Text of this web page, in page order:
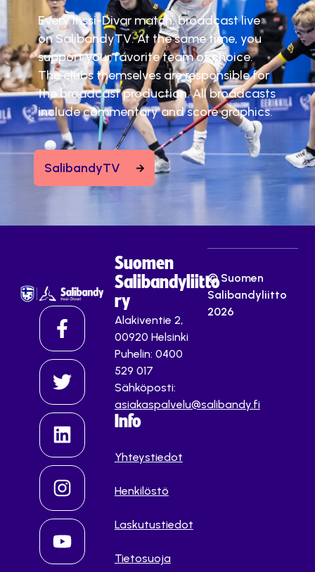
Every Inssi-Divar match, broadcast live
on SalibandyTV. At the same time, you
support your favorite team of choice.
The clubs themselves are responsible for
the broadcast production. All broadcasts
include commentary and score graphics.
SalibandyTV
Suomen
Salibandyliitto
ry
Alakiventie 2,
00920 Helsinki
Puhelin: 0400
529 017
Sähköposti:
asiakaspalvelu@salibandy.fi
Info
Yhteystiedot
Henkilöstö
Laskutustiedot
Tietosuoja
© Suomen
Salibandyliitto
2026